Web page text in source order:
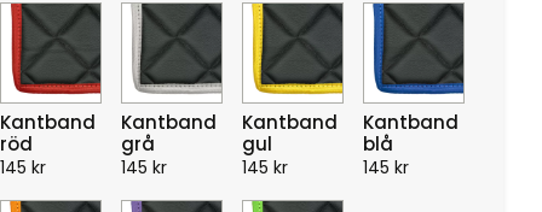
Kantband
röd
145 kr
Kantband
grå
145 kr
Kantband
gul
145 kr
Kantband
blå
145 kr